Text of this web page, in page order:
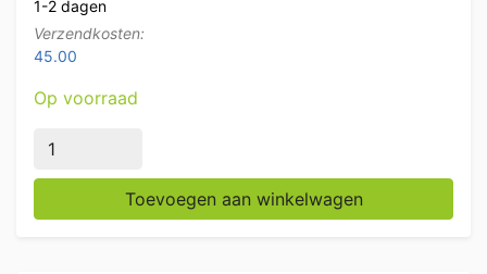
1-2 dagen
Verzendkosten:
45.00
Op voorraad
Heineken Cold Equip Glasdeur Glazen deur Display
Toevoegen aan winkelwagen